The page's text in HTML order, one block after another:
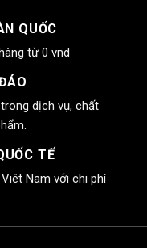
QUỐC
từ 0 vnd
dịch vụ, chất
TẾ
Nam với chi phí